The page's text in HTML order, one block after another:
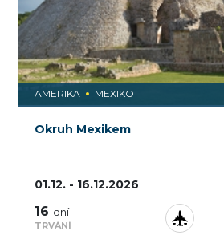
AMERIKA MEXIKO
Okruh Mexikem
01.12. - 16.12.2026
16 dní
TRVÁNÍ